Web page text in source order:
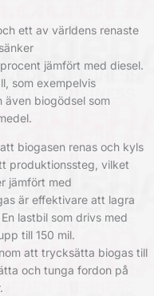
ett av världens renaste
jämfört med diesel.
som exempelvis
även biogödsel som
biogasen renas och kyls
produktionssteg, vilket
jämfört med
är effektivare att lagra
lastbil som drivs med
till 150 mil.
att trycksätta biogas till
och tunga fordon på